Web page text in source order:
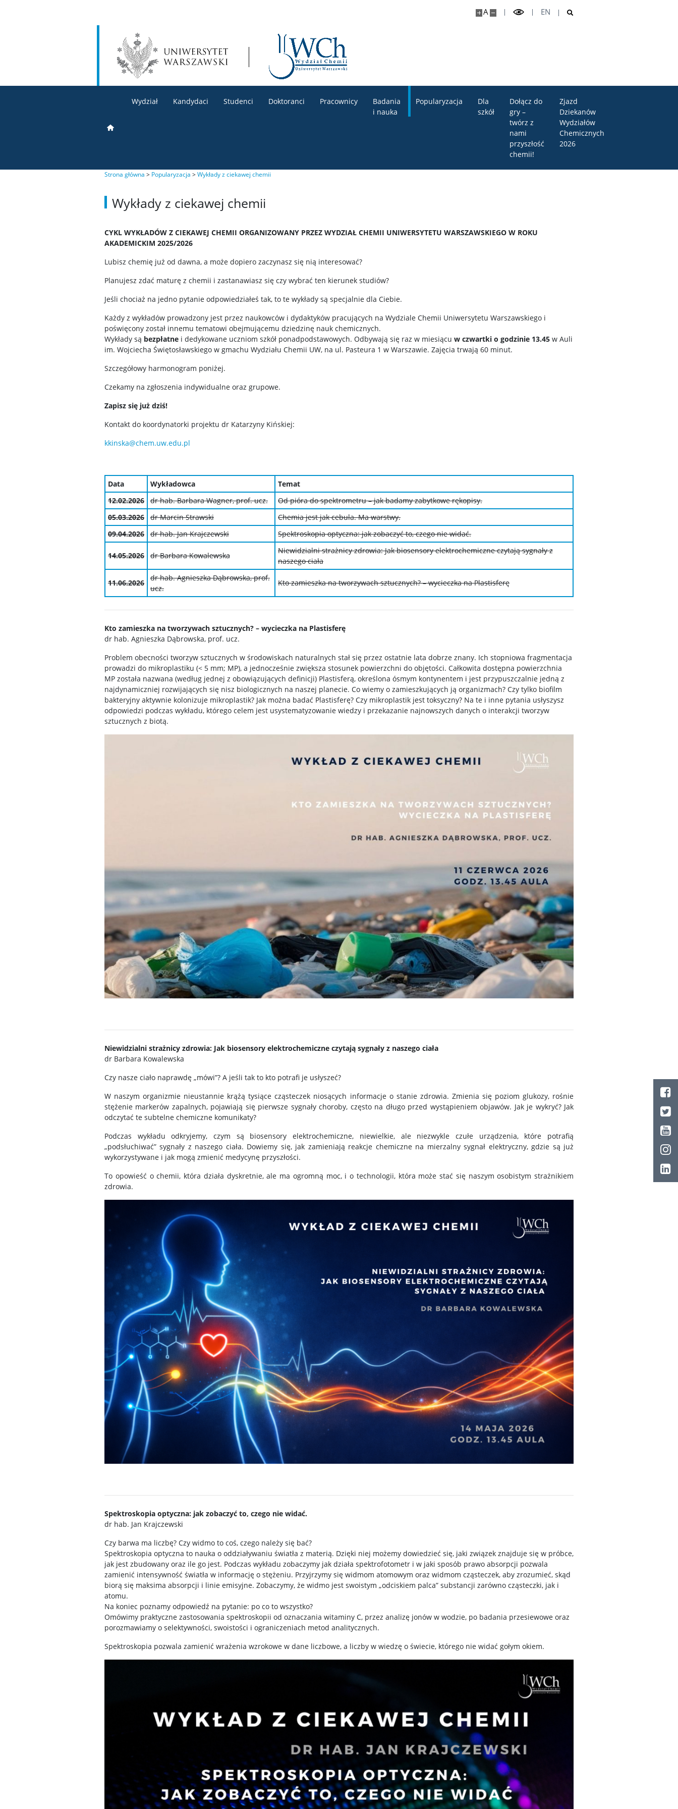
A EN
Wydział Kandydaci Studenci Doktoranci Pracownicy
Badania
i nauka
Popularyzacja
Dla
szkół
Dołącz do
gry –
twórz z
nami
przyszłość
chemii!
Zjazd
Dziekanów
Wydziałów
Chemicznych
2026
Strona główna > Popularyzacja >Wykłady z ciekawej chemii
Wykłady z ciekawej chemii
CYKL WYKŁADÓW Z CIEKAWEJ CHEMII ORGANIZOWANY PRZEZ WYDZIAŁ CHEMII UNIWERSYTETU WARSZAWSKIEGO W ROKU
AKADEMICKIM 2025/2026
Lubisz chemię już od dawna, a może dopiero zaczynasz się nią interesować?
Planujesz zdać maturę z chemii i zastanawiasz się czy wybrać ten kierunek studiów?
Jeśli chociaż na jedno pytanie odpowiedziałeś tak, to te wykłady są specjalnie dla Ciebie.
Każdy z wykładów prowadzony jest przez naukowców i dydaktyków pracujących na Wydziale Chemii Uniwersytetu Warszawskiego i
poświęcony został innemu tematowi obejmującemu dziedzinę nauk chemicznych.
Wykłady są bezpłatne i dedykowane uczniom szkół ponadpodstawowych. Odbywają się raz w miesiącu w czwartki o godzinie 13.45 w Auli
im. Wojciecha Świętosławskiego w gmachu Wydziału Chemii UW, na ul. Pasteura 1 w Warszawie. Zajęcia trwają 60 minut.
Szczegółowy harmonogram poniżej.
Czekamy na zgłoszenia indywidualne oraz grupowe.
Zapisz się już dziś!
Kontakt do koordynatorki projektu dr Katarzyny Kińskiej:
kkinska@chem.uw.edu.pl
Data Wykładowca
Temat
12.02.2026
dr hab. Barbara Wagner, prof. ucz.
Od pióra do spektrometru – jak badamy zabytkowe rękopisy.
05.03.2026
dr Marcin Strawski
Chemia jest jak cebula. Ma warstwy.
09.04.2026
dr hab. Jan Krajczewski Spektroskopia optyczna: jak zobaczyć to, czego nie widać.
14.05.2026 dr Barbara Kowalewska
Niewidzialni strażnicy zdrowia: Jak biosensory elektrochemiczne czytają sygnały z
naszego ciała
11.06.2026
dr hab. Agnieszka Dąbrowska, prof.
ucz.
Kto zamieszka na tworzywach sztucznych? – wycieczka na Plastisferę
Kto zamieszka na tworzywach sztucznych? – wycieczka na Plastisferę
dr hab. Agnieszka Dąbrowska, prof. ucz.
Problem obecności tworzyw sztucznych w środowiskach naturalnych stał się przez ostatnie lata dobrze znany. Ich stopniowa fragmentacja
prowadzi do mikroplastiku (< 5 mm; MP), a jednocześnie zwiększa stosunek powierzchni do objętości. Całkowita dostępna powierzchnia
MP została nazwana (według jednej z obowiązujących definicji) Plastisferą, określona ósmym kontynentem i jest przypuszczalnie jedną z
najdynamiczniej rozwijających się nisz biologicznych na naszej planecie. Co wiemy o zamieszkujących ją organizmach? Czy tylko biofilm
bakteryjny aktywnie kolonizuje mikroplastik? Jak można badać Plastisferę? Czy mikroplastik jest toksyczny? Na te i inne pytania usłyszysz
odpowiedzi podczas wykładu, którego celem jest usystematyzowanie wiedzy i przekazanie najnowszych danych o interakcji tworzyw
sztucznych z biotą.
Niewidzialni strażnicy zdrowia: Jak biosensory elektrochemiczne czytają sygnały z naszego ciała
dr Barbara Kowalewska
Czy nasze ciało naprawdę „mówi”? A jeśli tak to kto potrafi je usłyszeć?
W naszym organizmie nieustannie krążą tysiące cząsteczek niosących informacje o stanie zdrowia. Zmienia się poziom glukozy, rośnie
stężenie markerów zapalnych, pojawiają się pierwsze sygnały choroby, często na długo przed wystąpieniem objawów. Jak je wykryć? Jak
odczytać te subtelne chemiczne komunikaty?
Podczas wykładu odkryjemy, czym są biosensory elektrochemiczne, niewielkie, ale niezwykle czułe urządzenia, które potrafią
„podsłuchiwać” sygnały z naszego ciała. Dowiemy się, jak zamieniają reakcje chemiczne na mierzalny sygnał elektryczny, gdzie są już
wykorzystywane i jak mogą zmienić medycynę przyszłości.
To opowieść o chemii, która działa dyskretnie, ale ma ogromną moc, i o technologii, która może stać się naszym osobistym strażnikiem
zdrowia.
Spektroskopia optyczna: jak zobaczyć to, czego nie widać.
dr hab. Jan Krajczewski
Czy barwa ma liczbę? Czy widmo to coś, czego należy się bać?
Spektroskopia optyczna to nauka o oddziaływaniu światła z materią. Dzięki niej możemy dowiedzieć się, jaki związek znajduje się w próbce,
jak jest zbudowany oraz ile go jest. Podczas wykładu zobaczymy jak działa spektrofotometr i w jaki sposób prawo absorpcji pozwala
zamienić intensywność światła w informację o stężeniu. Przyjrzymy się widmom atomowym oraz widmom cząsteczek, aby zrozumieć, skąd
biorą się maksima absorpcji i linie emisyjne. Zobaczymy, że widmo jest swoistym „odciskiem palca” substancji zarówno cząsteczki, jak i
atomu.
Na koniec poznamy odpowiedź na pytanie: po co to wszystko?
Omówimy praktyczne zastosowania spektroskopii od oznaczania witaminy C, przez analizę jonów w wodzie, po badania przesiewowe oraz
porozmawiamy o selektywności, swoistości i ograniczeniach metod analitycznych.
Spektroskopia pozwala zamienić wrażenia wzrokowe w dane liczbowe, a liczby w wiedzę o świecie, którego nie widać gołym okiem.